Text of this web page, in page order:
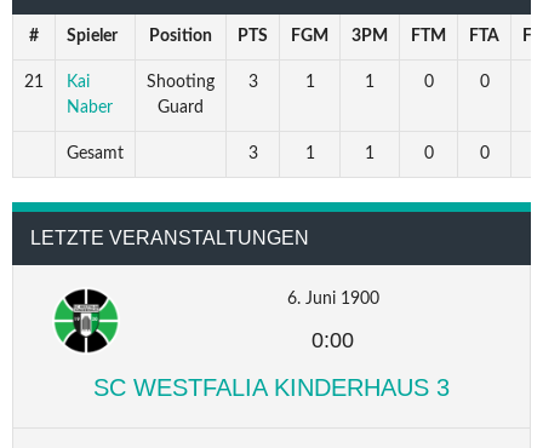
# Spieler Position PTS FGM 3PM FTM FTA
21
Kai
Naber
Shooting
Guard
3 1 1 0 0
Gesamt 3 1 1 0 0
LETZTE VERANSTALTUNGEN
6. Juni 1900
0:00
SC WESTFALIA KINDERHAUS 3